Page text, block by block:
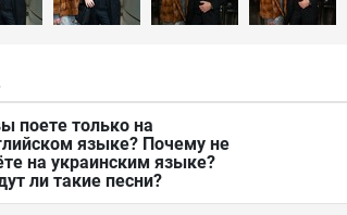
поете только на
языке? Почему не
на украинским языке?
ли такие песни?